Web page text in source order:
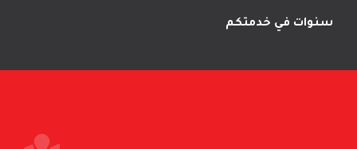
سنوات في خدمتكم